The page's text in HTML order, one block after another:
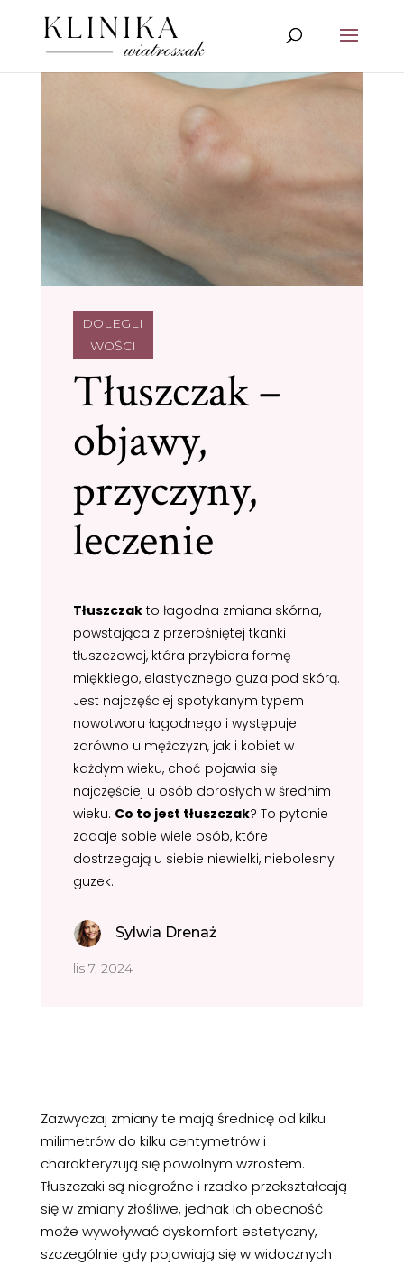
DOLEGLI
WOŚCI
Tłuszczak –
objawy,
przyczyny,
leczenie
Tłuszczakto łagodna zmiana skórna,
powstająca z przerośniętej tkanki
tłuszczowej, która przybiera formę
miękkiego, elastycznego guza pod skórą.
Jest najczęściej spotykanym typem
nowotworu łagodnego i występuje
zarówno u mężczyzn, jak i kobiet w
każdym wieku, choć pojawia się
najczęściej u osób dorosłych w średnim
wieku. Co to jest tłuszczak? To pytanie
zadaje sobie wiele osób, które
dostrzegają u siebie niewielki, niebolesny
guzek.
Sylwia Drenaż
lis 7, 2024
Zazwyczaj zmiany te mają średnicę od kilku
milimetrów do kilku centymetrów i
charakteryzują się powolnym wzrostem.
Tłuszczaki są niegroźne i rzadko przekształcają
się w zmiany złośliwe, jednak ich obecność
może wywoływać dyskomfort estetyczny,
szczególnie gdy pojawiają się w widocznych